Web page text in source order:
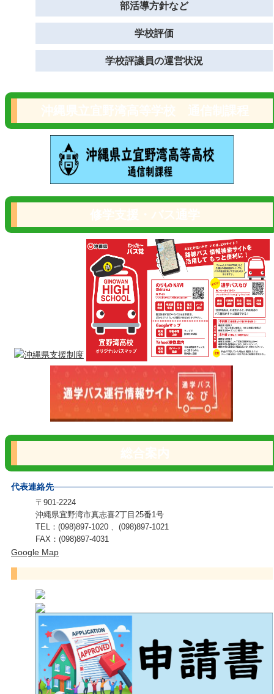
部活導方針など
学校評価
学校評議員の運営状況
代表連絡先
〒901-2224
沖縄県宜野湾市真志喜2丁目25番1号
TEL：(098)897-1020 、(098)897-1021
FAX：(098)897-4031
Google Map